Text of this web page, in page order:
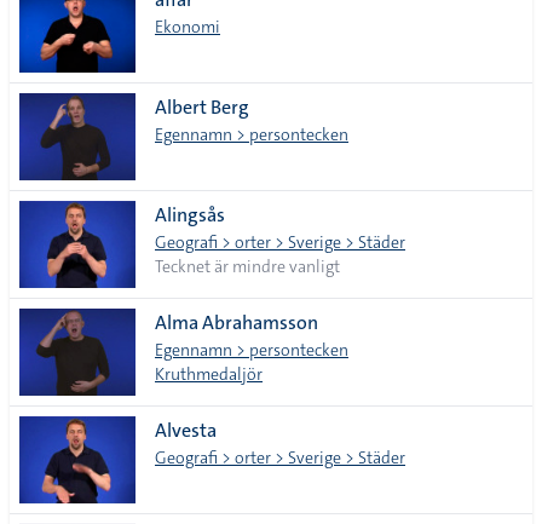
Ekonomi
Albert Berg
Egennamn > persontecken
Alingsås
Geografi > orter > Sverige > Städer
Tecknet är mindre vanligt
Alma Abrahamsson
Egennamn > persontecken
Kruthmedaljör
Alvesta
Geografi > orter > Sverige > Städer